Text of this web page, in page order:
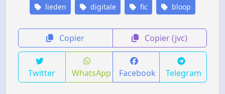
lieden digitale fic bloop
Copier Copier (jvc)
Twitter WhatsApp Facebook Telegram